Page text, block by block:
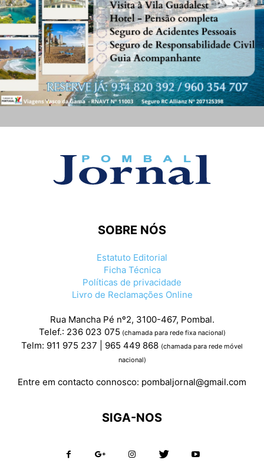
SOBRE NÓS
Estatuto Editorial
Ficha Técnica
Políticas de privacidade
Livro de Reclamações Online
Rua Mancha Pé nº2, 3100-467, Pombal.
Telef.: 236 023 075 (chamada para rede fixa nacional)
Telm: 911 975 237 | 965 449 868 (chamada para rede móvel
nacional)
Entre em contacto connosco: pombaljornal@gmail.com
SIGA-NOS